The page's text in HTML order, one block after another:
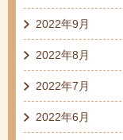
2022年9月
2022年8月
2022年7月
2022年6月